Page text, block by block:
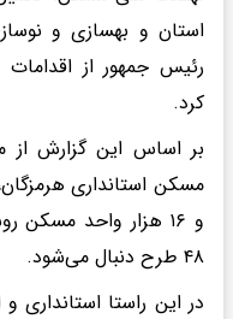
استان و بهسازی و
رئیس جمهور از
کرد.
و ۱۶ هزار واحد
۴۸ طرح دنبال می‌شود.